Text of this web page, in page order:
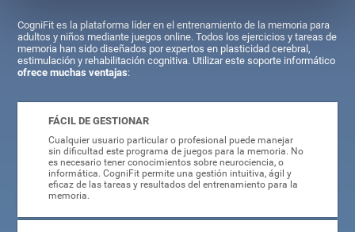
CogniFit es la plataforma líder en el entrenamiento de la memoria para
adultos y niños mediante juegos online. Todos los ejercicios y tareas de
memoria han sido diseñados por expertos en plasticidad cerebral,
estimulación y rehabilitación cognitiva. Utilizar este soporte informático
ofrece muchas ventajas:
FÁCIL DE GESTIONAR
Cualquier usuario particular o profesional puede manejar
sin dificultad este programa de juegos para la memoria. No
es necesario tener conocimientos sobre neurociencia, o
informática. CogniFit permite una gestión intuitiva, ágil y
eficaz de las tareas y resultados del entrenamiento para la
memoria.